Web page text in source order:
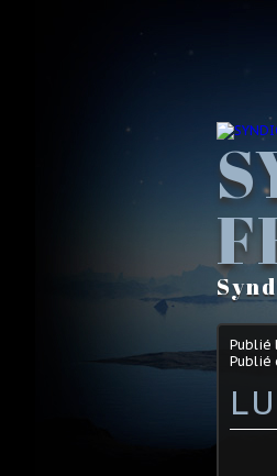
Publié
Publié